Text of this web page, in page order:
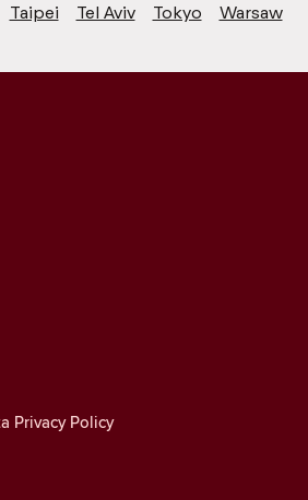
Taipei Tel Aviv Tokyo Warsaw
Privacy Policy